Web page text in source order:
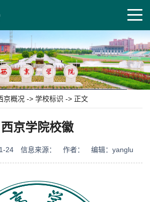
京概况 -> 学校标识 -> 正文
西京学院校徽
24 信息来源： 作者： 编辑：yanglu